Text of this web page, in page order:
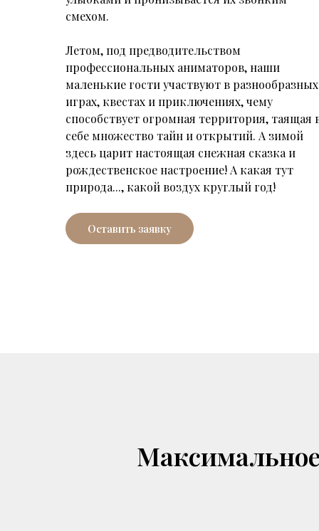
смехом.
Летом, под предводительством
профессиональных аниматоров, наши
маленькие гости участвуют в разнообразных
играх, квестах и приключениях, чему
способствует огромная территория, таящая
себе множество тайн и открытий. А зимой
здесь царит настоящая снежная сказка и
рождественское настроение! А какая тут
природа..., какой воздух круглый год!
Оставить заявку